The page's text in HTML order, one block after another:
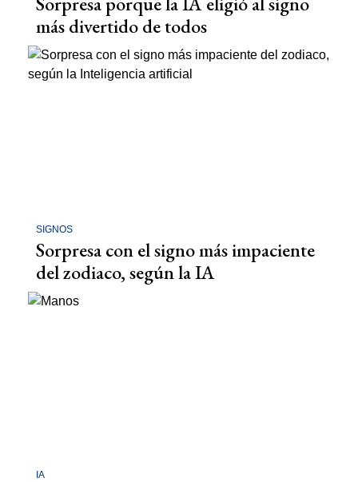
más divertido de todos
SIGNOS
Sorpresa con el signo más impaciente
del zodiaco, según la IA
IA